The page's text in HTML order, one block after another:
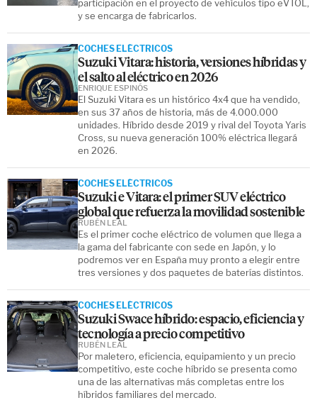
participación en el proyecto de vehículos tipo eVTOL,
y se encarga de fabricarlos.
COCHES ELÉCTRICOS
Suzuki Vitara: historia, versiones híbridas y
el salto al eléctrico en 2026
El Suzuki Vitara es un histórico 4x4 que ha vendido,
en sus 37 años de historia, más de 4.000.000
unidades. Híbrido desde 2019 y rival del Toyota Yaris
Cross, su nueva generación 100% eléctrica llegará
en 2026.
ENRIQUE ESPINÓS
COCHES ELÉCTRICOS
Suzuki e Vitara: el primer SUV eléctrico
global que refuerza la movilidad sostenible
Es el primer coche eléctrico de volumen que llega a
la gama del fabricante con sede en Japón, y lo
podremos ver en España muy pronto a elegir entre
tres versiones y dos paquetes de baterías distintos.
RUBÉN LEAL
COCHES ELÉCTRICOS
Suzuki Swace híbrido: espacio, eficiencia y
tecnología a precio competitivo
Por maletero, eficiencia, equipamiento y un precio
competitivo, este coche híbrido se presenta como
una de las alternativas más completas entre los
híbridos familiares del mercado.
RUBÉN LEAL